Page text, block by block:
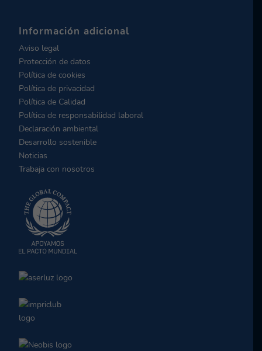
Información adicional
Aviso legal
Protección de datos
Política de cookies
Política de privacidad
Política de Calidad
Política de responsabilidad laboral
Declaración ambiental
Desarrollo sostenible
Noticias
Trabaja con nosotros